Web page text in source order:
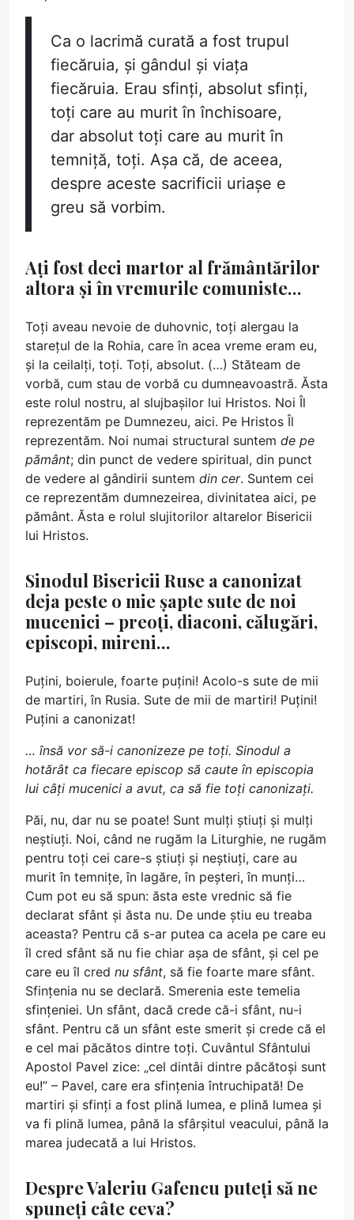
Ca o lacrimă curată a fost trupul
fiecăruia, și gândul și viața
fiecăruia. Erau sfinți, absolut sfinți,
toți care au murit în închisoare,
dar absolut toți care au murit în
temniță, toți. Așa că, de aceea,
despre aceste sacrificii uriașe e
greu să vorbim.
Ați fost deci martor al frământărilor
altora și în vremurile comuniste…
Toți aveau nevoie de duhovnic, toți alergau la
starețul de la Rohia, care în acea vreme eram eu,
și la ceilalți, toți. Toți, absolut. (…) Stăteam de
vorbă, cum stau de vorbă cu dumneavoastră. Ăsta
este rolul nostru, al slujbașilor lui Hristos. Noi Îl
reprezentăm pe Dumnezeu, aici. Pe Hristos Îl
reprezentăm. Noi numai structural suntem de pe
pământ; din punct de vedere spiritual, din punct
de vedere al gândirii suntem din cer. Suntem cei
ce reprezentăm dumnezeirea, divinitatea aici, pe
pământ. Ăsta e rolul slujitorilor altarelor Bisericii
lui Hristos.
Sinodul Bisericii Ruse a canonizat
deja peste o mie șapte sute de noi
mucenici – preoți, diaconi, călugări,
episcopi, mireni…
Puțini, boierule, foarte puțini! Acolo-s sute de mii
de martiri, în Rusia. Sute de mii de martiri! Puțini!
Puțini a canonizat!
… însă vor să-i canonizeze pe toți. Sinodul a
hotărât ca fiecare episcop să caute în episcopia
lui câți mucenici a avut, ca să fie toți canonizați.
Păi, nu, dar nu se poate! Sunt mulți știuți și mulți
neștiuți. Noi, când ne rugăm la Liturghie, ne rugăm
pentru toți cei care-s știuți și neștiuți, care au
murit în temnițe, în lagăre, în peșteri, în munți…
Cum pot eu să spun: ăsta este vrednic să fie
declarat sfânt și ăsta nu. De unde știu eu treaba
aceasta? Pentru că s-ar putea ca acela pe care eu
îl cred sfânt să nu fie chiar așa de sfânt, și cel pe
care eu îl cred nu sfânt, să fie foarte mare sfânt.
Sfințenia nu se declară. Smerenia este temelia
sfințeniei. Un sfânt, dacă crede că-i sfânt, nu-i
sfânt. Pentru că un sfânt este smerit și crede că el
e cel mai păcătos dintre toți. Cuvântul Sfântului
Apostol Pavel zice: „cel dintâi dintre păcătoși sunt
eu!” – Pavel, care era sfințenia întruchipată! De
martiri și sfinți a fost plină lumea, e plină lumea și
va fi plină lumea, până la sfârșitul veacului, până la
marea judecată a lui Hristos.
Despre Valeriu Gafencu puteți să ne
spuneți câte ceva?